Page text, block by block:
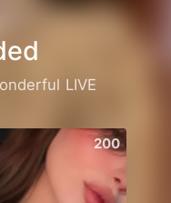
LIVE
200